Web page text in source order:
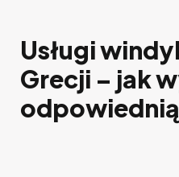
Usługi
Grecji – jak